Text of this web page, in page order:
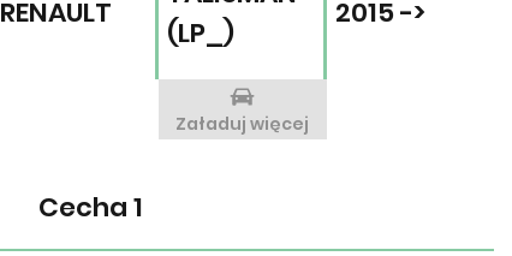
Cecha 1
RENAULT
(LP_)
2015 ->
Załaduj więcej